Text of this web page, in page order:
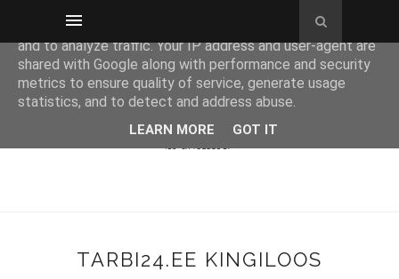
TARBI24.EE KINGILOOS
This site uses cookies from Google to deliver its services
and to analyze traffic. Your IP address and user-agent are
shared with Google along with performance and security
metrics to ensure quality of service, generate usage
statistics, and to detect and address abuse.
LEARN MORE GOT IT